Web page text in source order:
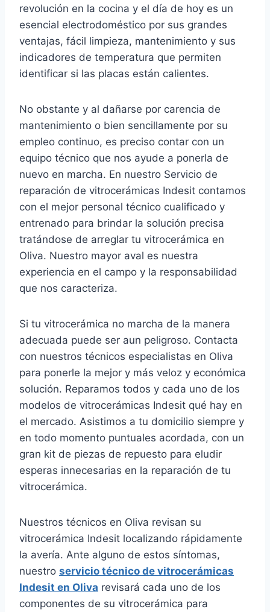
revolución en la cocina y el día de hoy es un
esencial electrodoméstico por sus grandes
ventajas, fácil limpieza, mantenimiento y sus
indicadores de temperatura que permiten
identificar si las placas están calientes.
No obstante y al dañarse por carencia de
mantenimiento o bien sencillamente por su
empleo continuo, es preciso contar con un
equipo técnico que nos ayude a ponerla de
nuevo en marcha. En nuestro Servicio de
reparación de vitrocerámicas Indesit contamos
con el mejor personal técnico cualificado y
entrenado para brindar la solución precisa
tratándose de arreglar tu vitrocerámica en
Oliva. Nuestro mayor aval es nuestra
experiencia en el campo y la responsabilidad
que nos caracteriza.
Si tu vitrocerámica no marcha de la manera
adecuada puede ser aun peligroso. Contacta
con nuestros técnicos especialistas en Oliva
para ponerle la mejor y más veloz y económica
solución. Reparamos todos y cada uno de los
modelos de vitrocerámicas Indesit qué hay en
el mercado. Asistimos a tu domicilio siempre y
en todo momento puntuales acordada, con un
gran kit de piezas de repuesto para eludir
esperas innecesarias en la reparación de tu
vitrocerámica.
Nuestros técnicos en Oliva revisan su
vitrocerámica Indesit localizando rápidamente
la avería. Ante alguno de estos síntomas,
nuestro servicio técnico de vitrocerámicas
Indesit en Oliva revisará cada uno de los
componentes de su vitrocerámica para